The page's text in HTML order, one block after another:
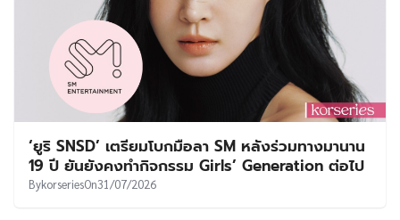
‘ยูริ SNSD’ เตรียมโบกมือลา SM หลังร่วมทางมานาน
19 ปี ยันยังคงทำกิจกรรม Girls’ Generation ต่อไป
BykorseriesOn31/07/2026